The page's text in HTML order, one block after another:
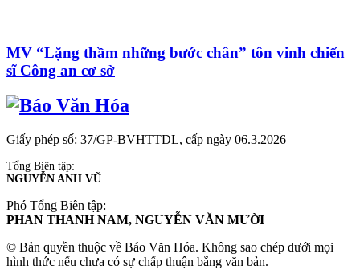
MV “Lặng thầm những bước chân” tôn vinh chiến
sĩ Công an cơ sở
Giấy phép số: 37/GP-BVHTTDL, cấp ngày 06.3.2026
Tổng Biên tập:
NGUYỄN ANH VŨ
Phó Tổng Biên tập:
PHAN THANH NAM, NGUYỄN VĂN MƯỜI
© Bản quyền thuộc về Báo Văn Hóa. Không sao chép dưới mọi
hình thức nếu chưa có sự chấp thuận bằng văn bản.